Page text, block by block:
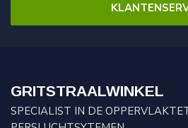
GRITSTRAALWINKEL
SPECIALIST IN DE